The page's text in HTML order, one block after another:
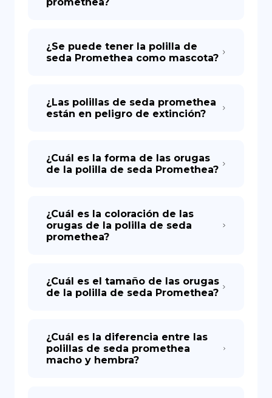
¿Se puede tener la polilla de
seda Promethea como mascota?
¿Las polillas de seda promethea
están en peligro de extinción?
¿Cuál es la forma de las orugas
de la polilla de seda Promethea?
¿Cuál es la coloración de las
orugas de la polilla de seda
promethea?
¿Cuál es el tamaño de las orugas
de la polilla de seda Promethea?
¿Cuál es la diferencia entre las
polillas de seda promethea
macho y hembra?